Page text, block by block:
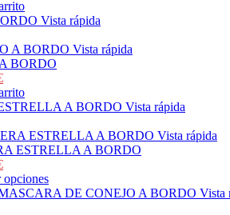
Vista rápida
Vista rápida
BORDO
Vista rápida
Vista rápida
ESTRELLA A BORDO
opciones
Vista